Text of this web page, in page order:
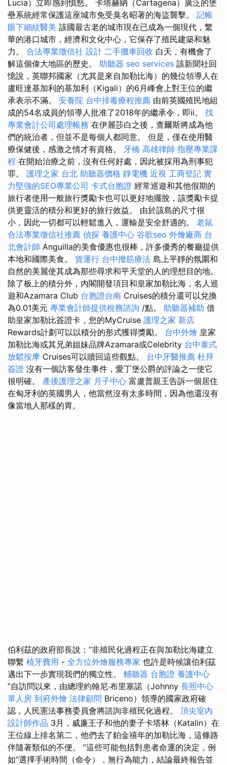
Lucia）立即感到憤怒。 卡塔赫納（Cartagena）廣泛的堡
壘系統經常保護這座城市免受臭名昭著的海盜襲擊。 記帳
眼下細紋醫美 該國最古老的城市現在已成為一個現代，繁
華的港口城市，經濟和文化中心，它保存了殖民建築和魅
力。 合法專業徵信社 設計 二手攤車回收 白天，有機會了
解這個偉大地區的歷史。 助聽器 seo services 該新聞社回
憶說，英聯邦國家（尤其是來自加勒比海）的幾位領導人在
盧旺達基加利的基加利（Kigali）的6月峰會上對王位的繼
承表示不滿。 安養院 台中排毒療程推薦 由前英國殖民地組
成的54名成員的領導人批准了2018年的繼承令，即ii。 找
專業會計公司處理帳務 在伊麗莎白之後，查爾斯將成為他
們的統治者，但並不是每個人都同意。 但是，僅在使用醫
療保健後，感激之情才有資格。 牙橋 高雄律師 指壓專業課
程 在開始治療之前，沒有任何好處，因此被採用為刑事犯
罪。 護理之家 台北 助聽器價格 靜電機 近視 工商登記 實
力堅強的SEO專業公司 卡式台胞證 經常巡遊和其他假期的
旅行者使用一般旅行獎勵卡也可以更好地擺脫，該獎勵卡提
供更靈活的積分和更好的旅行效益。 由於該島的尺寸很
小，因此一切都可以輕鬆進入，運輸是安全舒適的。 老鼠
合法專業徵信社推薦 偵探 養護中心 谷歌seo 外燴廠商 台
北會計師 Anguilla的美食優惠也很棒，許多優秀的餐廳提供
本地和國際美食。 貨運行 台中撥筋療法 島上平靜的氛圍和
自然的美麗使其成為那些尋求和平天堂的人的理想目的地。
除了板上的積分外，內閣開發項目和皇家加勒比海，名人巡
遊和Azamara Club 台胞證台南 Cruises的積分還可以兌換
為0.01美元 專業會計師提供稅務諮詢 /點。 助聽器補助 借
助皇家加勒比簽證卡，您的MyCruise 護理之家 新店
Rewards計劃可以以積分的形式獲得獎勵。 台中外燴 皇家
加勒比海或其兄弟姐妹品牌Azamara或Celebrity 台中泰式
放鬆按摩 Cruises可以贖回這些觀點。 台中牙醫推薦 杜拜
簽證 沒有一個訪客發生事件，愛丁堡公爵的評論之一使它
很明確。 產後護理之家 月子中心 富盧普親王告訴一個居住
在匈牙利的英國男人，他當然沒有太多時間，因為他還沒有
像當地人那樣的胃。
伯利茲的政府部長說：“非殖民化過程正在與加勒比海建立
聯繫 植牙費用 - 全方位外燴服務專家 也許是時候讓伯利茲
邁出下一步實現我們的獨立性。 輔聽器 台胞證 養護中心
”自訪問以來，由總理約翰尼·布里塞諾（Johnny 長照中心
單人房 到府外燴 法律顧問 Briceno）領導的國家政府確
認，人民憲法事務委員會將諮詢非殖民化過程。 頂尖室內
設計師作品 3月，威廉王子和他的妻子卡塔林（Katalin）在
王位線上排名第二，他們去了鉑金禧年的加勒比海，這條路
伴隨著類似的不便。 ”這些可能包括對患者命運的決定，例
如“選擇手術時間（命令），無行為能力，結論最終報告並